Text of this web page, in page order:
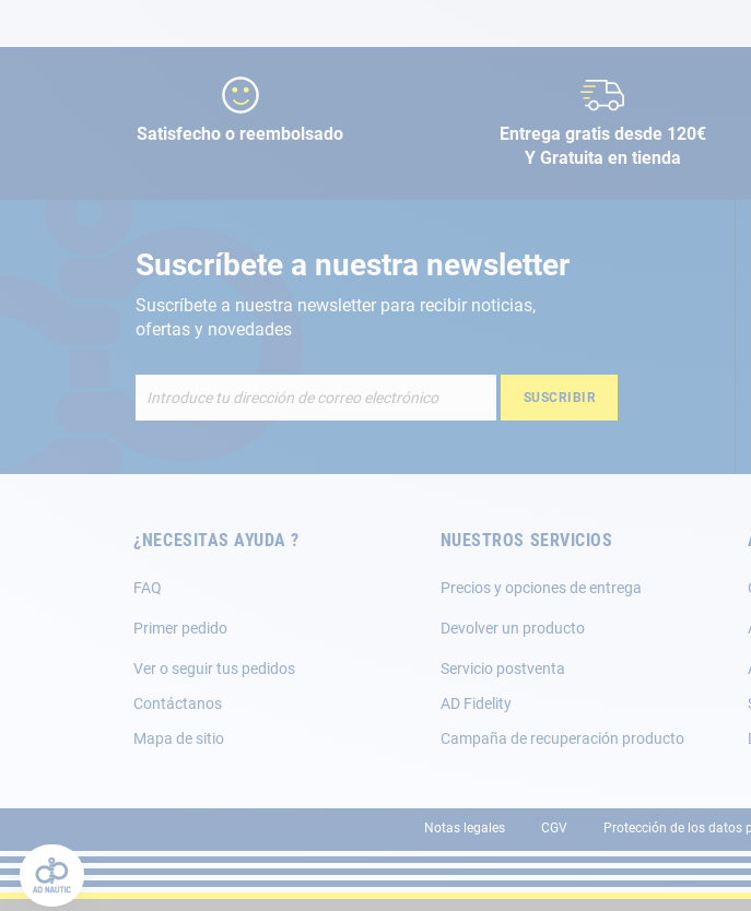
Satisfecho o reembolsado
Entrega gratis desde 120€
Y Gratuita en tienda
Suscríbete a nuestra newsletter
Suscríbete a nuestra newsletter para recibir noticias,
ofertas y novedades
de
SUSCRIBIR
¿NECESITAS AYUDA ?
FAQ
Primer pedido
Ver o seguir tus pedidos
Contáctanos
Mapa de sitio
NUESTROS SERVICIOS
Precios y opciones de entrega
Devolver un producto
Servicio postventa
AD Fidelity
Campaña de recuperación producto
Notas legales CGV Protección de los datos